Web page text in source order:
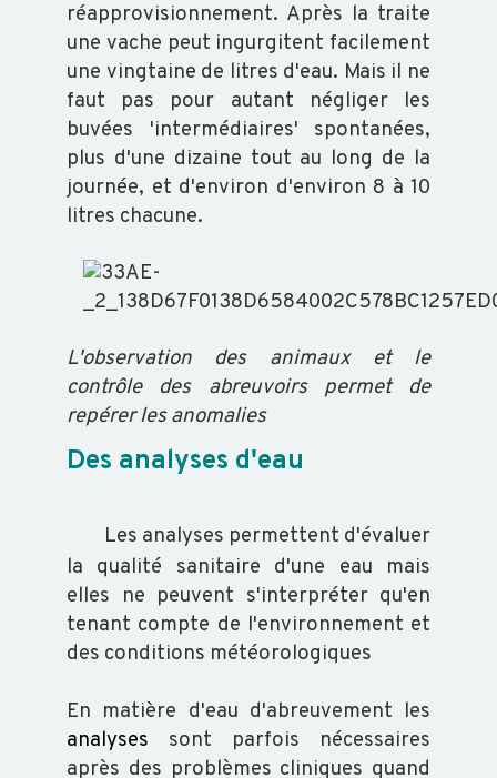
SALMONELLES
réapprovisionnement. Après la traite
une vache peut ingurgitent facilement
une vingtaine de litres d'eau. Mais il ne
faut pas pour autant négliger les
buvées 'intermédiaires' spontanées,
plus d'une dizaine tout au long de la
journée, et d'environ d'environ 8 à 10
litres chacune.
L'observation des animaux et le
contrôle des abreuvoirs permet de
repérer les anomalies
Des analyses d'eau
Les analyses permettent d'évaluer
la qualité sanitaire d'une eau mais
elles ne peuvent s'interpréter qu'en
tenant compte de l'environnement et
des conditions météorologiques
En matière d'eau d'abreuvement les
analyses sont parfois nécessaires
après des problèmes cliniques quand